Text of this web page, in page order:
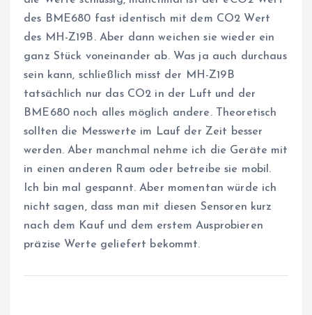
des BME680 fast identisch mit dem CO2 Wert
des MH-Z19B. Aber dann weichen sie wieder ein
ganz Stück voneinander ab. Was ja auch durchaus
sein kann, schließlich misst der MH-Z19B
tatsächlich nur das CO2 in der Luft und der
BME680 noch alles möglich andere. Theoretisch
sollten die Messwerte im Lauf der Zeit besser
werden. Aber manchmal nehme ich die Geräte mit
in einen anderen Raum oder betreibe sie mobil.
Ich bin mal gespannt. Aber momentan würde ich
nicht sagen, dass man mit diesen Sensoren kurz
nach dem Kauf und dem erstem Ausprobieren
präzise Werte geliefert bekommt.